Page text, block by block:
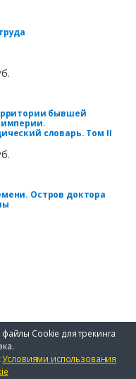
бывшей
империи.
словарь. Том II
Остров доктора
Cookie для трекинга
Условиями использования